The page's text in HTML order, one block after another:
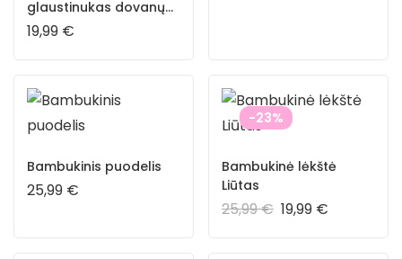
glaustinukas dovanų
dėžutėje
19,99 €
Bambukinis puodelis
25,99 €
-23%
Bambukinė lėkštė
Liūtas
25,99€ 19,99 €